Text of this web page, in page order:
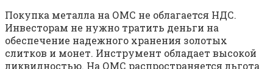
Покупка металла на ОМС не облагается НДС.
Инвесторам не нужно тратить деньги на
обеспечение надежного хранения золотых
слитков и монет. Инструмент обладает высокой
ликвидностью. На ОМС распространяется льгота